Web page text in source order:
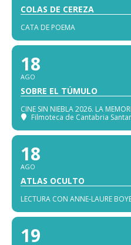
COLAS DE CEREZA
CATA DE POEMA
18
AGO
SOBRE EL TÚMULO
CINE SIN NIEBLA 2026. LA
Filmoteca de Cantabria
18
AGO
ATLAS OCULTO
LECTURA CON ANNE-LAURE
19